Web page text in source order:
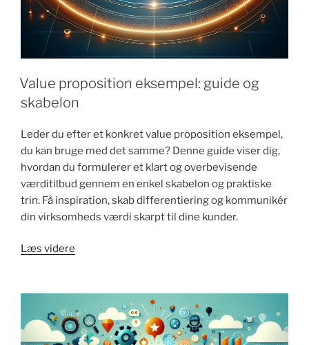
Value proposition eksempel: guide og
skabelon
Leder du efter et konkret value proposition eksempel,
du kan bruge med det samme? Denne guide viser dig,
hvordan du formulerer et klart og overbevisende
værditilbud gennem en enkel skabelon og praktiske
trin. Få inspiration, skab differentiering og kommunikér
din virksomheds værdi skarpt til dine kunder.
Læs videre
guide
og
skabelon"